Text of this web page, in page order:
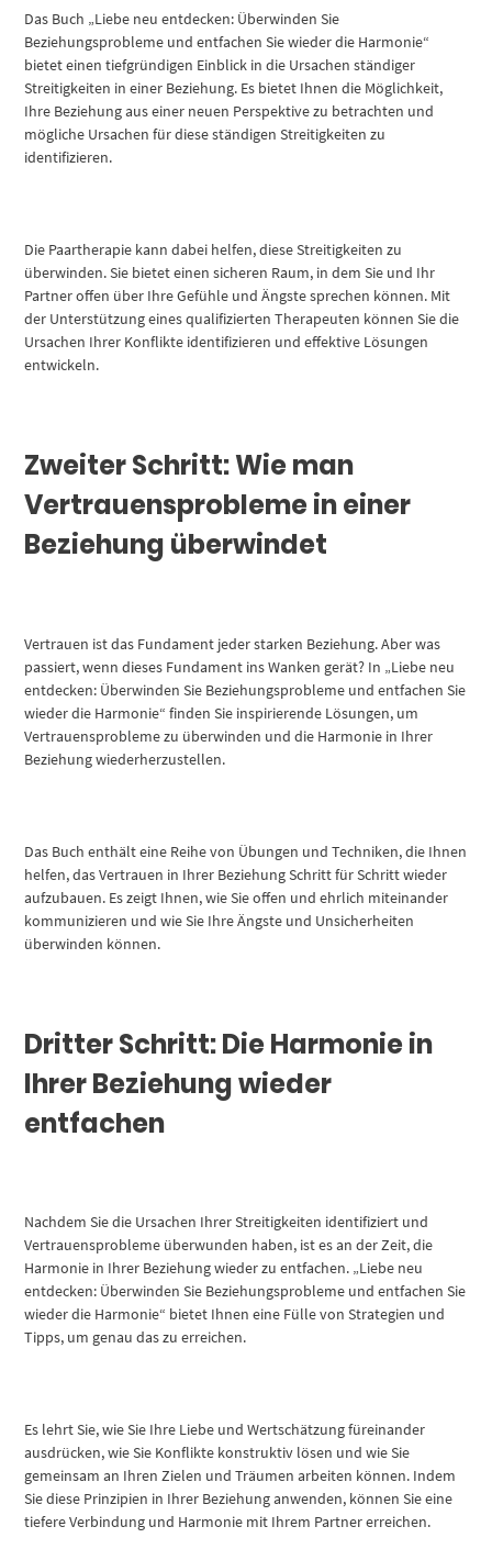
Das Buch „Liebe neu entdecken: Überwinden Sie
Beziehungsprobleme und entfachen Sie wieder die Harmonie“
bietet einen tiefgründigen Einblick in die Ursachen ständiger
Streitigkeiten in einer Beziehung. Es bietet Ihnen die Möglichkeit,
Ihre Beziehung aus einer neuen Perspektive zu betrachten und
mögliche Ursachen für diese ständigen Streitigkeiten zu
identifizieren.
Die Paartherapie kann dabei helfen, diese Streitigkeiten zu
überwinden. Sie bietet einen sicheren Raum, in dem Sie und Ihr
Partner offen über Ihre Gefühle und Ängste sprechen können. Mit
der Unterstützung eines qualifizierten Therapeuten können Sie die
Ursachen Ihrer Konflikte identifizieren und effektive Lösungen
entwickeln.
Zweiter Schritt: Wie man
Vertrauensprobleme in einer
Beziehung überwindet
Vertrauen ist das Fundament jeder starken Beziehung. Aber was
passiert, wenn dieses Fundament ins Wanken gerät? In „Liebe neu
entdecken: Überwinden Sie Beziehungsprobleme und entfachen Sie
wieder die Harmonie“ finden Sie inspirierende Lösungen, um
Vertrauensprobleme zu überwinden und die Harmonie in Ihrer
Beziehung wiederherzustellen.
Das Buch enthält eine Reihe von Übungen und Techniken, die Ihnen
helfen, das Vertrauen in Ihrer Beziehung Schritt für Schritt wieder
aufzubauen. Es zeigt Ihnen, wie Sie offen und ehrlich miteinander
kommunizieren und wie Sie Ihre Ängste und Unsicherheiten
überwinden können.
Dritter Schritt: Die Harmonie in
Ihrer Beziehung wieder
entfachen
Nachdem Sie die Ursachen Ihrer Streitigkeiten identifiziert und
Vertrauensprobleme überwunden haben, ist es an der Zeit, die
Harmonie in Ihrer Beziehung wieder zu entfachen. „Liebe neu
entdecken: Überwinden Sie Beziehungsprobleme und entfachen Sie
wieder die Harmonie“ bietet Ihnen eine Fülle von Strategien und
Tipps, um genau das zu erreichen.
Es lehrt Sie, wie Sie Ihre Liebe und Wertschätzung füreinander
ausdrücken, wie Sie Konflikte konstruktiv lösen und wie Sie
gemeinsam an Ihren Zielen und Träumen arbeiten können. Indem
Sie diese Prinzipien in Ihrer Beziehung anwenden, können Sie eine
tiefere Verbindung und Harmonie mit Ihrem Partner erreichen.